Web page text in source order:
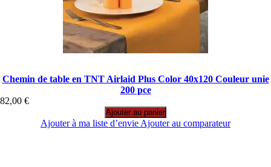
Chemin de table en TNT Airlaid Plus Color 40x120 Couleur unie
200 pce
82,00 €
Ajouter au panier
Ajouter à ma liste d’envie Ajouter au comparateur